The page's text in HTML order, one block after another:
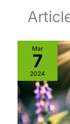
Mar
7
2024